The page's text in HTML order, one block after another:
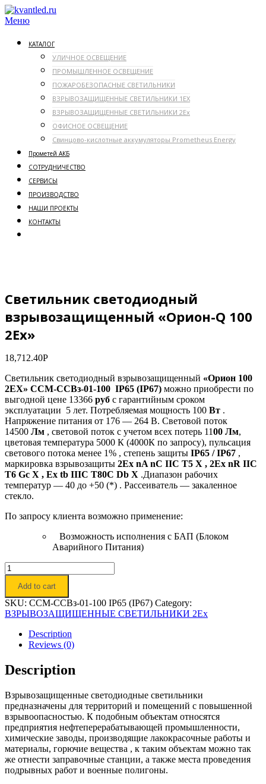
Перейти
к
Меню
КАТАЛОГ
УЛИЧНОЕ ОСВЕЩЕНИЕ
ПРОМЫШЛЕННОЕ ОСВЕЩЕНИЕ
ПОЖАРОБЕЗОПАСНЫЕ СВЕТИЛЬНИКИ
ВЗРЫВОЗАЩИЩЕННЫЕ СВЕТИЛЬНИКИ 1ЕX
ВЗРЫВОЗАЩИЩЕННЫЕ СВЕТИЛЬНИКИ 2Ex
ОФИСНОЕ ОСВЕЩЕНИЕ
Свинцово-кислотные аккумуляторы Prometheus Energy
Прометей АКБ
СОТРУДНИЧЕСТВО
СЕРВИСЫ
ПРОИЗВОДСТВО
НАШИ ПРОЕКТЫ
КОНТАКТЫ
Светильник светодиодный
взрывозащищенный «Орион-Q 100
2Ех»
18,712.40Р
Светильник светодиодный взрывозащищенный «Орион 100
2ЕХ» ССМ-ССВз-01-100 IP65 (IP67) можно приобрести по
выгодной цене 13366 руб с гарантийным сроком
эксплуатации 5 лет. Потребляемая мощность 100 Вт .
Напряжение питания от 176 — 264 В. Световой поток
14500 Лм , световой поток с учетом всех потерь 1100 Лм,
цветовая температура 5000 К (4000К по запросу), пульсация
светового потока менее 1% , степень защиты IP65 / IP67 ,
маркировка взрывозащиты 2Ех nA nC IIC T5 X , 2Ех nR IIC
T6 Gc X , Ех tb IIIC T80C Db X .Диапазон рабочих
температур — 40 до +50 (*) . Рассеиватель — закаленное
стекло.
По запросу клиента возможно применение:
Возможность исполнения с БАП (Блоком
Аварийного Питания)
Светильник
светодиодный
взрывозащищенный
"Орион-
Q
100
2Ех"
quantity
Add to cart
SKU: ССМ-ССВз-01-100 IP65 (IP67) Category:
ВЗРЫВОЗАЩИЩЕННЫЕ СВЕТИЛЬНИКИ 2Ex
Description
Reviews (0)
Description
Взрывозащищенные светодиодные светильники
предназначены для территорий и помещений с повышенной
взрывоопасностью. К подобным объектам относятся
предприятия нефтеперерабатывающей промышленности,
химические заводы, производящие лакокрасочные работы и
материалы, горючие вещества , к таким объектам можно так
же отнести заправочные станции, а также места проведения
подрывных работ и военные полигоны.